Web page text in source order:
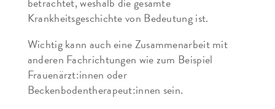
Krankheitsgeschichte von Bedeutung ist.
Wichtig kann auch eine Zusammenarbeit mit
anderen Fachrichtungen wie zum Beispiel
Frauenärzt:innen oder
Beckenbodentherapeut:innen sein.